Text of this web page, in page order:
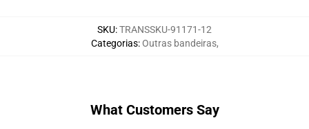
SKU:TRANSSKU-91171-12
Categorias:Outras bandeiras,
What Customers Say